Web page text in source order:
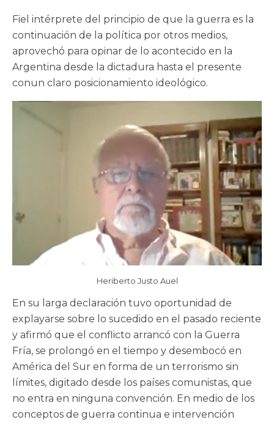
Fiel intérprete del principio de que la guerra es la
continuación de la política por otros medios,
aprovechó para opinar de lo acontecido en la
Argentina desde la dictadura hasta el presente
conun claro posicionamiento ideológico.
Heriberto Justo Auel
En su larga declaración tuvo oportunidad de
explayarse sobre lo sucedido en el pasado reciente
y afirmó que el conflicto arrancó con la Guerra
Fría, se prolongó en el tiempo y desembocó en
América del Sur en forma de un terrorismo sin
límites, digitado desde los países comunistas, que
no entra en ninguna convención. En medio de los
conceptos de guerra continua e intervención